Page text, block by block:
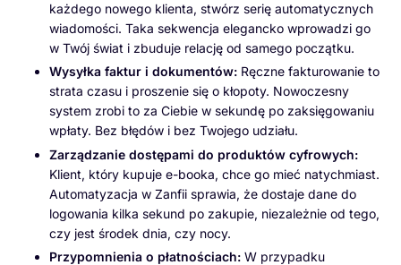
każdego nowego klienta, stwórz serię automatycznych
wiadomości. Taka sekwencja elegancko wprowadzi go
w Twój świat i zbuduje relację od samego początku.
Wysyłka faktur i dokumentów: Ręczne fakturowanie to
strata czasu i proszenie się o kłopoty. Nowoczesny
system zrobi to za Ciebie w sekundę po zaksięgowaniu
wpłaty. Bez błędów i bez Twojego udziału.
Zarządzanie dostępami do produktów cyfrowych:
Klient, który kupuje e-booka, chce go mieć natychmiast.
Automatyzacja w Zanfii sprawia, że dostaje dane do
logowania kilka sekund po zakupie, niezależnie od tego,
czy jest środek dnia, czy nocy.
Przypomnienia o płatnościach: W przypadku